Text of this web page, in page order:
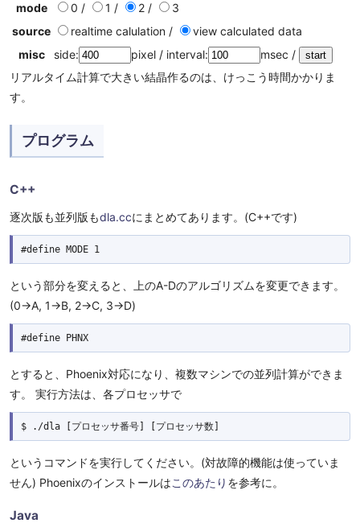
mode
0 / 1 / 2 /
3
source
realtime calulation /
view calculated data
misc
side: pixel / interval:
msec /
リアルタイム計算で大きい結晶作るのは、けっこう時間かかりま
す。
プログラム
C++
逐次版も並列版もdla.ccにまとめてあります。(C++です)
#define MODE 1
という部分を変えると、上のA-Dのアルゴリズムを変更できます。
(0->A, 1->B, 2->C, 3->D)
#define PHNX
とすると、Phoenix対応になり、複数マシンでの並列計算ができま
す。 実行方法は、各プロセッサで
$ ./dla [プロセッサ番号] [プロセッサ数]
というコマンドを実行してください。(対故障的機能は使っていま
せん) Phoenixのインストールはこのあたり を参考に。
Java